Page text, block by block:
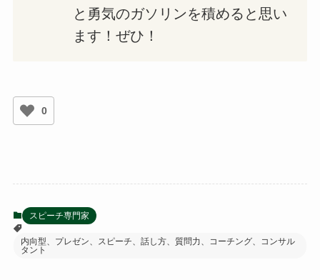
と勇気のガソリンを積めると思い
ます！ぜひ！
0
スピーチ専門家
内向型、プレゼン、スピーチ、話し方、質問力、コーチング、コンサル
タント